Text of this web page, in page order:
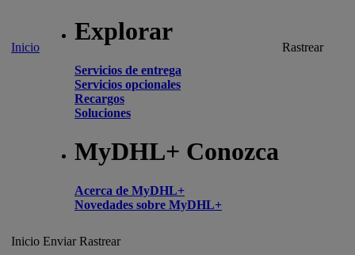
Inicio
Explorar
Servicios de entrega
Servicios opcionales
Recargos
Soluciones
MyDHL+ Conozca
Acerca de MyDHL+
Novedades sobre MyDHL+
Rastrear
Inicio Enviar Rastrear